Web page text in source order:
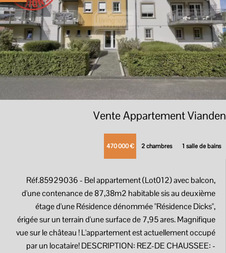
Vente Appartement Vianden
470 000 € 2 chambres 1 salle de bains
Réf.85929036- Bel appartement (Lot012) avec balcon,
d'une contenance de 87,38m2 habitable sis au deuxième
étage d'une Résidence dénommée "Résidence Dicks",
érigée sur un terrain d'une surface de 7,95 ares. Magnifique
vue sur le château ! L'appartement est actuellement occupé
par un locataire! DESCRIPTION: REZ-DE CHAUSSEE: -